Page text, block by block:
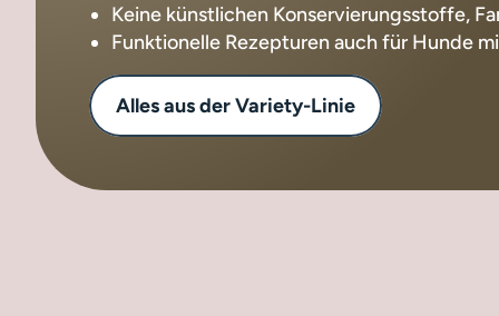
Keine künstlichen Konservierungsstoffe,
Funktionelle Rezepturen auch für Hunde
Alles aus der Variety-Linie